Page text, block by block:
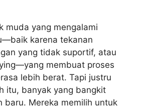
muda yang mengalami
karena tekanan
yang tidak suportif, atau
membuat proses
lebih berat. Tapi justru
itu, banyak yang bangkit
baru. Mereka memilih untuk